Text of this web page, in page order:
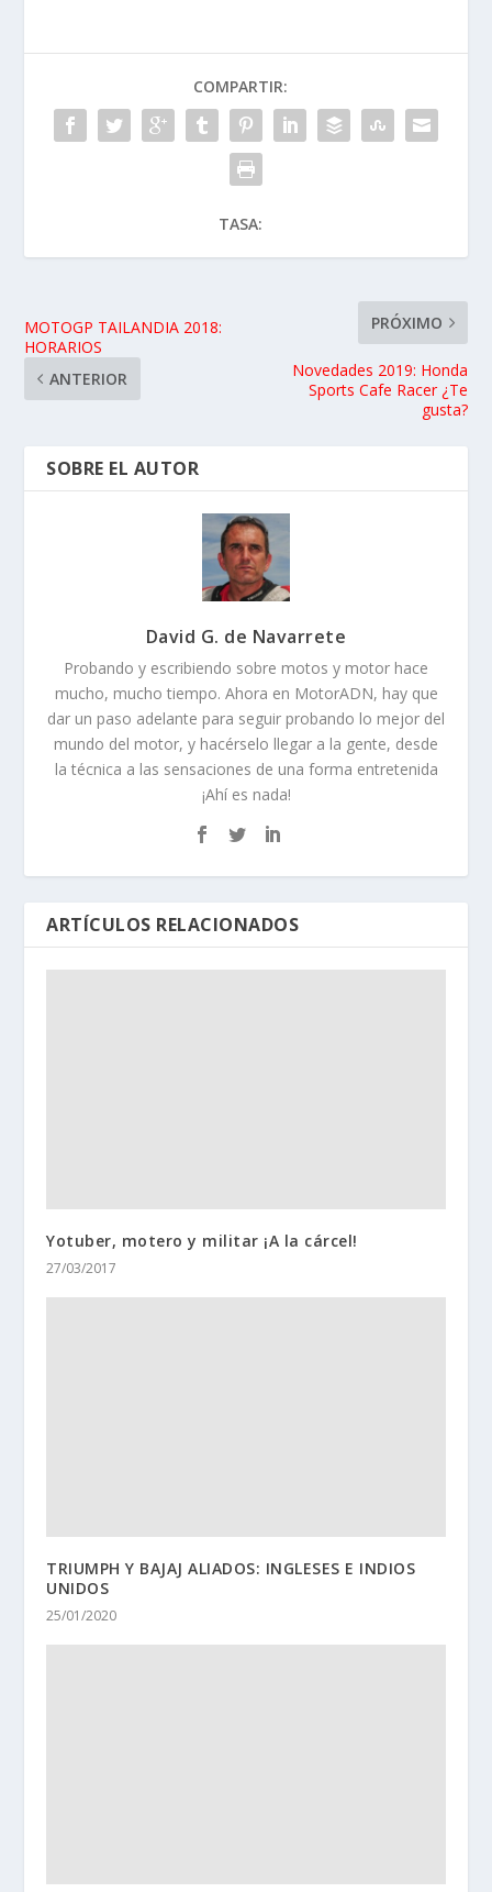
COMPARTIR:
TASA:
MOTOGP TAILANDIA 2018:
HORARIOS
ANTERIOR
PRÓXIMO
Novedades 2019: Honda
Sports Cafe Racer ¿Te
gusta?
SOBRE EL AUTOR
David G. de Navarrete
Probando y escribiendo sobre motos y motor hace
mucho, mucho tiempo. Ahora en MotorADN, hay que
dar un paso adelante para seguir probando lo mejor del
mundo del motor, y hacérselo llegar a la gente, desde
la técnica a las sensaciones de una forma entretenida
¡Ahí es nada!
ARTÍCULOS RELACIONADOS
Yotuber, motero y militar ¡A la cárcel!
27/03/2017
TRIUMPH Y BAJAJ ALIADOS: INGLESES E INDIOS
UNIDOS
25/01/2020